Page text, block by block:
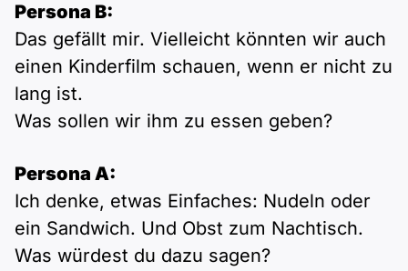
Persona B:
Das gefällt mir. Vielleicht könnten wir auch
einen Kinderfilm schauen, wenn er nicht zu
lang ist.
Was sollen wir ihm zu essen geben?
Persona A:
Ich denke, etwas Einfaches: Nudeln oder
ein Sandwich. Und Obst zum Nachtisch.
Was würdest du dazu sagen?